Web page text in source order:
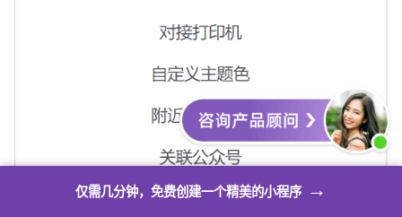
仅需几分钟，免费创建一个精美的小程序→